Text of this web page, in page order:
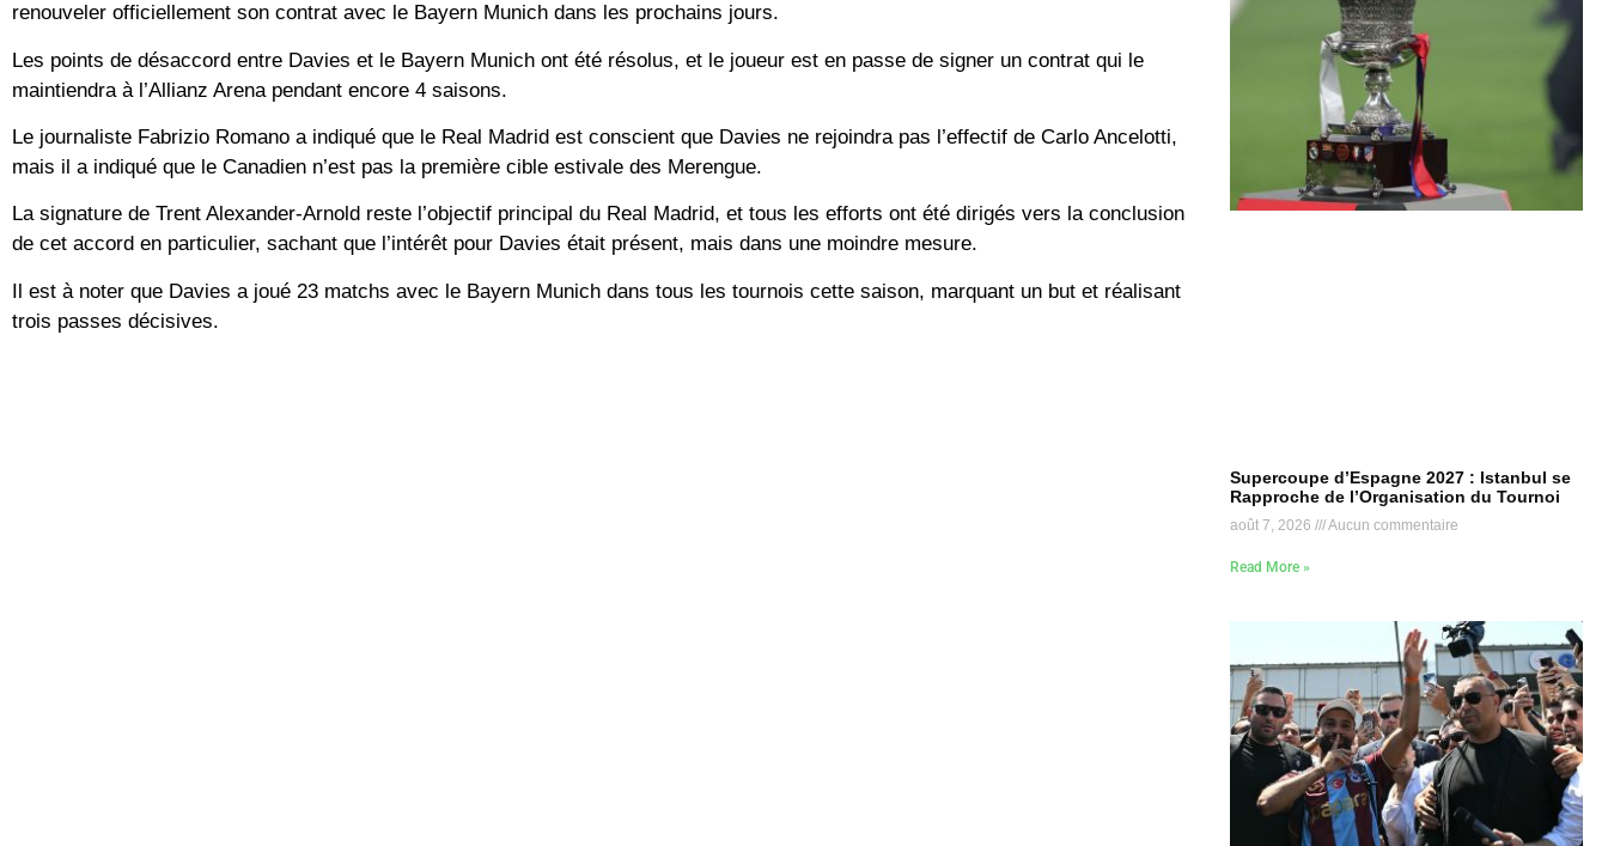
renouveler officiellement son contrat avec le Bayern Munich dans les prochains jours.
Les points de désaccord entre Davies et le Bayern Munich ont été résolus, et le joueur est en passe de signer un contrat qui le
maintiendra à l’Allianz Arena pendant encore 4 saisons.
Le journaliste Fabrizio Romano a indiqué que le Real Madrid est conscient que Davies ne rejoindra pas l’effectif de Carlo Ancelotti,
mais il a indiqué que le Canadien n’est pas la première cible estivale des Merengue.
La signature de Trent Alexander-Arnold reste l’objectif principal du Real Madrid, et tous les efforts ont été dirigés vers la conclusion
de cet accord en particulier, sachant que l’intérêt pour Davies était présent, mais dans une moindre mesure.
Il est à noter que Davies a joué 23 matchs avec le Bayern Munich dans tous les tournois cette saison, marquant un but et réalisant
trois passes décisives.
Supercoupe d’Espagne 2027 : Istanbul se
Rapproche de l’Organisation du Tournoi
août 7, 2026 Aucun commentaire
Read More »